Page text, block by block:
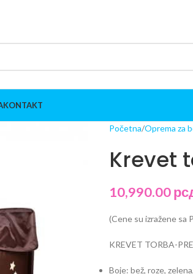
KONTAKT
Početna Oprema za
Krevet
10,990.00
(Cene su izražene sa
KREVET TORBA-
Boje: bež, roze,